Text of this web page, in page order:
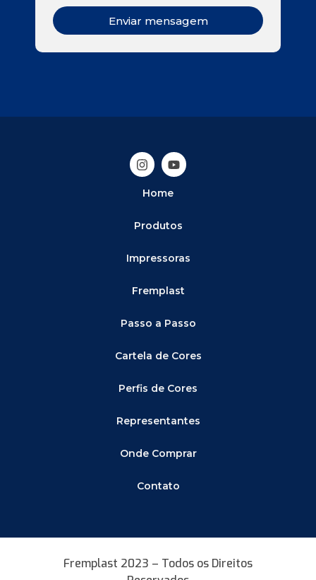
Enviar mensagem
Home
Produtos
Impressoras
Fremplast
Passo a Passo
Cartela de Cores
Perfis de Cores
Representantes
Onde Comprar
Contato
Fremplast 2023 – Todos os Direitos